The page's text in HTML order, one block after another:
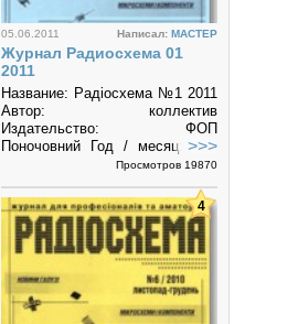
05.06.2011 Написал: MACTEP
Журнал Радиосхема 01
2011
Название: Радiосхема №1 2011
Автор: коллектив
Издательство: ФОП
Поночовний Год / месяц: 1-2/
2011 Номер: № 1 Страниц: 36
"Радіосхема" -...
>>>
Просмотров 19870
4